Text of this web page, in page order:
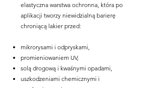
elastyczna warstwa ochronna, która po
aplikacji tworzy niewidzialną barierę
chroniącą lakier przed:
mikrorysami i odpryskami,
promieniowaniem UV,
solą drogową i kwaśnymi opadami,
uszkodzeniami chemicznymi i